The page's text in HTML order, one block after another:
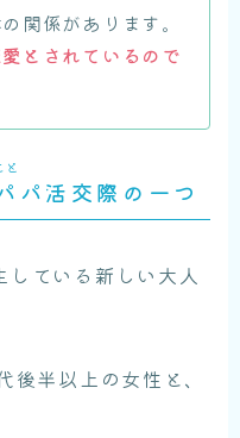
関係があります。
とされているので
パ活交際の一つ
している新しい大人
半以上の女性と、